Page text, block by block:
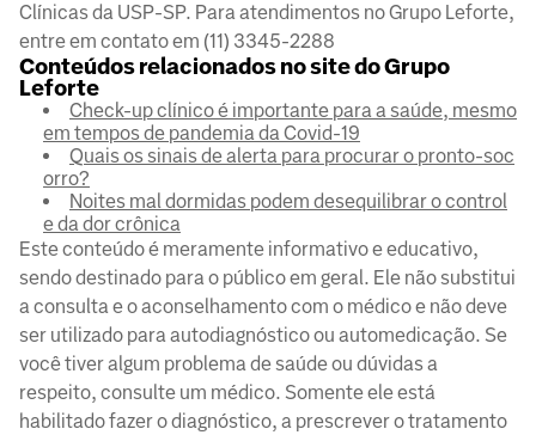
Clínicas da USP-SP. Para atendimentos no Grupo Leforte,
entre em contato em (11) 3345-2288
Conteúdos relacionados no site do Grupo
Leforte
Check-up clínico é importante para a saúde, mesmo
em tempos de pandemia da Covid-19
Quais os sinais de alerta para procurar o pronto-soc
orro?
Noites mal dormidas podem desequilibrar o control
e da dor crônica
Este conteúdo é meramente informativo e educativo,
sendo destinado para o público em geral. Ele não substitui
a consulta e o aconselhamento com o médico e não deve
ser utilizado para autodiagnóstico ou automedicação. Se
você tiver algum problema de saúde ou dúvidas a
respeito, consulte um médico. Somente ele está
habilitado fazer o diagnóstico, a prescrever o tratamento